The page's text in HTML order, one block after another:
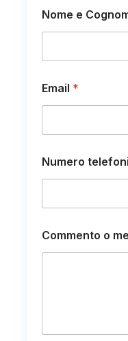
Nome e
Email *
Numero
o
g
Commento o